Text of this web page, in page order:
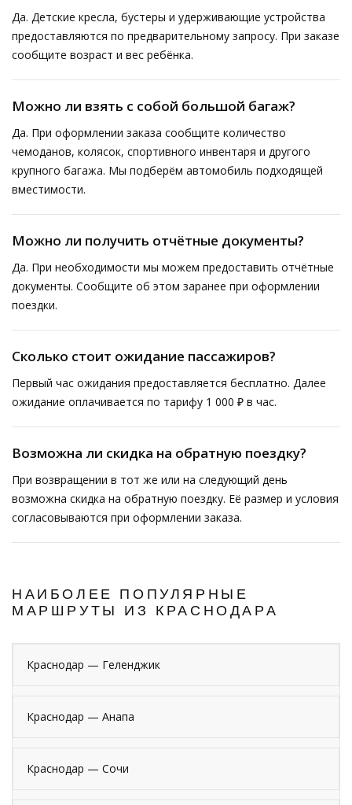
Да. Детские кресла, бустеры и удерживающие устройства
предоставляются по предварительному запросу. При заказе
сообщите возраст и вес ребёнка.
Можно ли взять с собой большой багаж?
Да. При оформлении заказа сообщите количество
чемоданов, колясок, спортивного инвентаря и другого
крупного багажа. Мы подберём автомобиль подходящей
вместимости.
Можно ли получить отчётные документы?
Да. При необходимости мы можем предоставить отчётные
документы. Сообщите об этом заранее при оформлении
поездки.
Сколько стоит ожидание пассажиров?
Первый час ожидания предоставляется бесплатно. Далее
ожидание оплачивается по тарифу 1 000 ₽ в час.
Возможна ли скидка на обратную поездку?
При возвращении в тот же или на следующий день
возможна скидка на обратную поездку. Её размер и условия
согласовываются при оформлении заказа.
НАИБОЛЕЕ ПОПУЛЯРНЫЕ
МАРШРУТЫ ИЗ КРАСНОДАРА
Краснодар — Геленджик
Краснодар — Анапа
Краснодар — Сочи